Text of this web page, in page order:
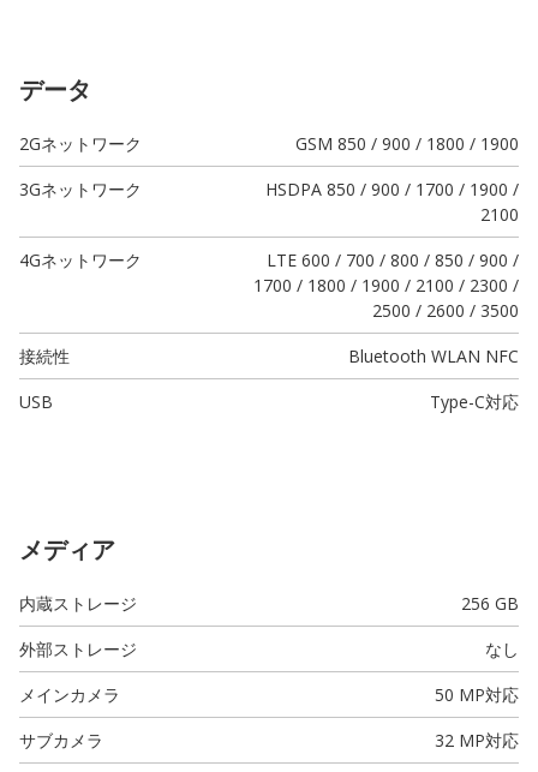
データ
2Gネットワーク
GSM 850 / 900 / 1800 / 1900
3Gネットワーク
HSDPA 850 / 900 / 1700 / 1900 /
2100
4Gネットワーク
LTE 600 / 700 / 800 / 850 / 900 /
1700 / 1800 / 1900 / 2100 / 2300 /
2500 / 2600 / 3500
接続性
Bluetooth WLAN NFC
USB
Type-C対応
メディア
内蔵ストレージ
256 GB
外部ストレージ
なし
メインカメラ
50 MP対応
サブカメラ
32 MP対応